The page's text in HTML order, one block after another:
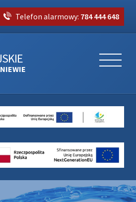
Telefon alarmowy: 784 444 648